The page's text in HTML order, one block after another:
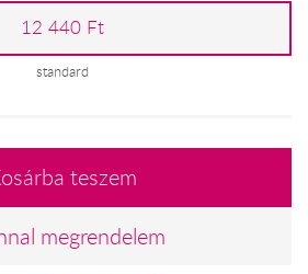
12 440 Ft
standard
teszem
megrendelem